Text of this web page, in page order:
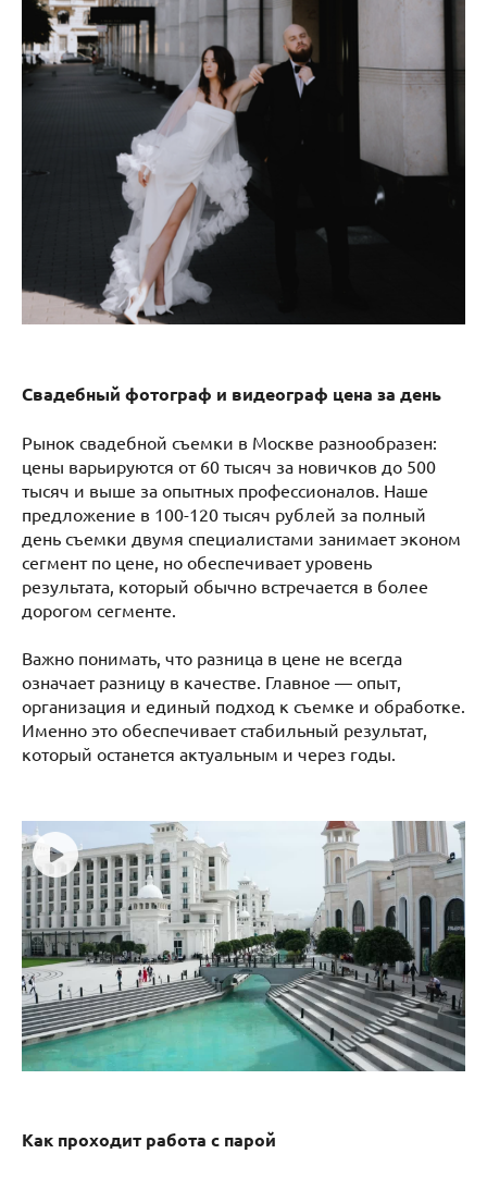
Свадебный фотограф и видеограф цена за день
Рынок свадебной съемки в Москве разнообразен:
цены варьируются от 60 тысяч за новичков до 500
тысяч и выше за опытных профессионалов. Наше
предложение в 100-120 тысяч рублей за полный
день съемки двумя специалистами занимает эконом
сегмент по цене, но обеспечивает уровень
результата, который обычно встречается в более
дорогом сегменте.
Важно понимать, что разница в цене не всегда
означает разницу в качестве. Главное — опыт,
организация и единый подход к съемке и обработке.
Именно это обеспечивает стабильный результат,
который останется актуальным и через годы.
Как проходит работа с парой